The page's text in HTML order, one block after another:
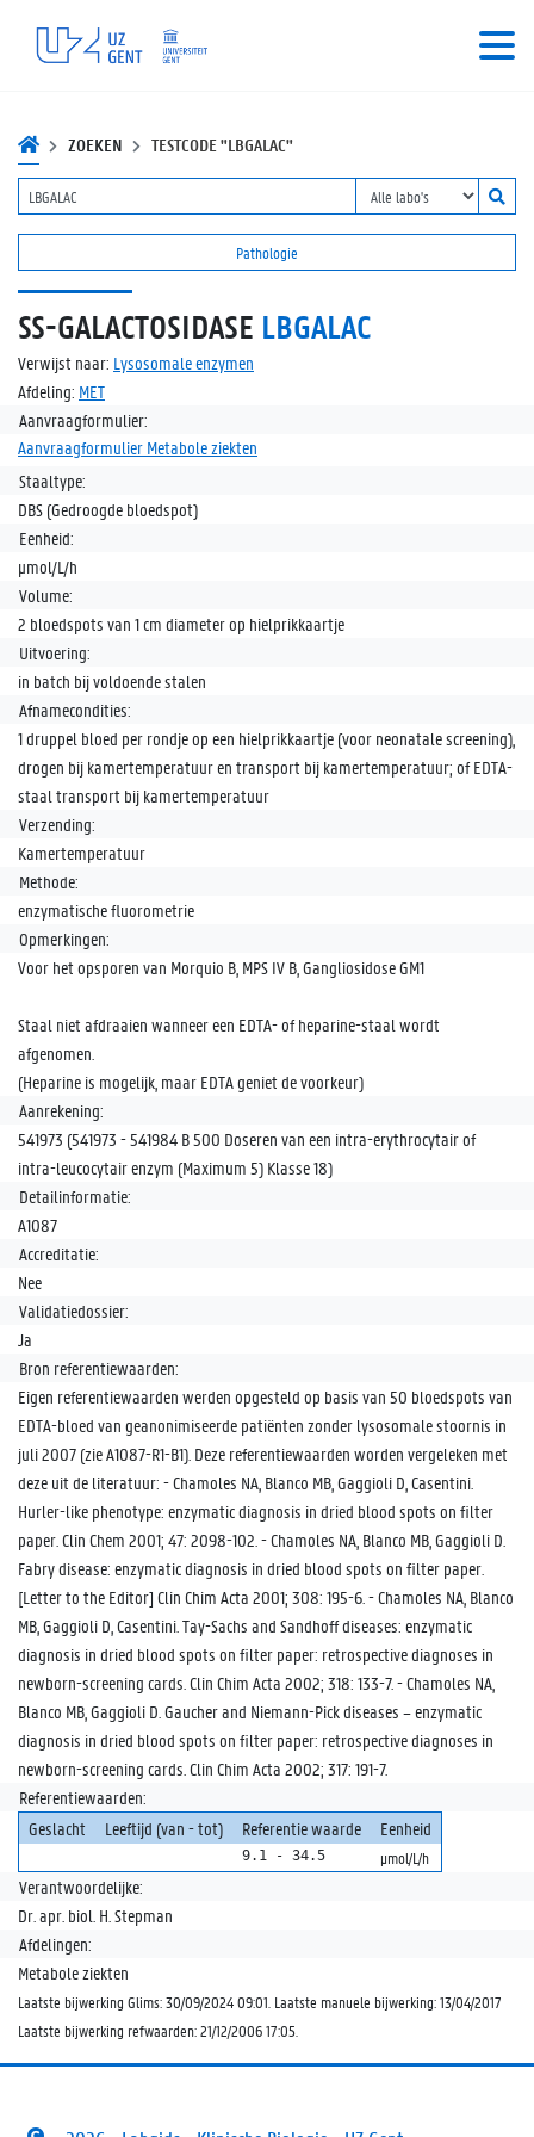
ZOEKEN TESTCODE "LBGALAC"
Pathologie
SS-GALACTOSIDASE LBGALAC
Verwijst naar: Lysosomale enzymen
Afdeling: MET
Aanvraagformulier:
Aanvraagformulier Metabole ziekten
Staaltype:
DBS (Gedroogde bloedspot)
Eenheid:
µmol/L/h
Volume:
2 bloedspots van 1 cm diameter op hielprikkaartje
Uitvoering:
in batch bij voldoende stalen
Afnamecondities:
1 druppel bloed per rondje op een hielprikkaartje (voor neonatale screening),
drogen bij kamertemperatuur en transport bij kamertemperatuur; of EDTA-
staal transport bij kamertemperatuur
Verzending:
Kamertemperatuur
Methode:
enzymatische fluorometrie
Opmerkingen:
Voor het opsporen van Morquio B, MPS IV B, Gangliosidose GM1
Staal niet afdraaien wanneer een EDTA- of heparine-staal wordt
afgenomen.
(Heparine is mogelijk, maar EDTA geniet de voorkeur)
Aanrekening:
541973 (541973 - 541984 B 500 Doseren van een intra-erythrocytair of
intra-leucocytair enzym (Maximum 5) Klasse 18)
Detailinformatie:
A1087
Accreditatie:
Nee
Validatiedossier:
Ja
Bron referentiewaarden:
Eigen referentiewaarden werden opgesteld op basis van 50 bloedspots van
EDTA-bloed van geanonimiseerde patiënten zonder lysosomale stoornis in
juli 2007 (zie A1087-R1-B1). Deze referentiewaarden worden vergeleken met
deze uit de literatuur: - Chamoles NA, Blanco MB, Gaggioli D, Casentini.
Hurler-like phenotype: enzymatic diagnosis in dried blood spots on filter
paper. Clin Chem 2001; 47: 2098-102. - Chamoles NA, Blanco MB, Gaggioli D.
Fabry disease: enzymatic diagnosis in dried blood spots on filter paper.
[Letter to the Editor] Clin Chim Acta 2001; 308: 195-6. - Chamoles NA, Blanco
MB, Gaggioli D, Casentini. Tay-Sachs and Sandhoff diseases: enzymatic
diagnosis in dried blood spots on filter paper: retrospective diagnoses in
newborn-screening cards. Clin Chim Acta 2002; 318: 133-7. - Chamoles NA,
Blanco MB, Gaggioli D. Gaucher and Niemann-Pick diseases – enzymatic
diagnosis in dried blood spots on filter paper: retrospective diagnoses in
newborn-screening cards. Clin Chim Acta 2002; 317: 191-7.
Referentiewaarden:
Geslacht
Leeftijd (van - tot) Referentie waarde Eenheid
9.1 - 34.5 µmol/L/h
Verantwoordelijke:
Dr. apr. biol. H. Stepman
Afdelingen:
Metabole ziekten
Laatste bijwerking Glims: 30/09/2024 09:01. Laatste manuele bijwerking: 13/04/2017
Laatste bijwerking refwaarden: 21/12/2006 17:05.